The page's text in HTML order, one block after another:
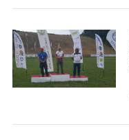
e
c
a
p
e